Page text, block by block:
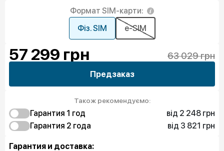
Формат SIM-карти:
Фіз. SIM
e-SIM
57 299 грн 63 029 грн
Предзаказ
Також рекомендуємо:
Гарантия 1 год
від 2 248 грн
Защита от дефектов
2 248 грн
Гарантия 2 года
від 3 821 грн
Гарантия и доставка: